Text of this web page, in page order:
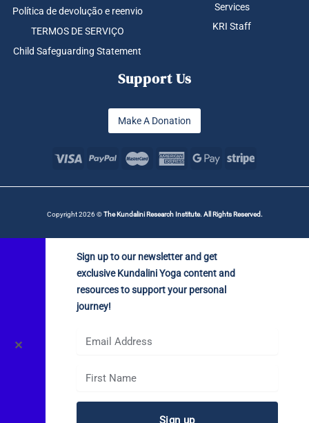
Política de devolução e reenvio
TERMOS DE SERVIÇO
Child Safeguarding Statement
Services
KRI Staff
Support Us
Make A Donation
Copyright 2026 ©The Kundalini Research Institute. All Rights Reserved.
✕
Sign up to our newsletter and get
exclusive Kundalini Yoga content and
resources to support your personal
journey!
Sign up